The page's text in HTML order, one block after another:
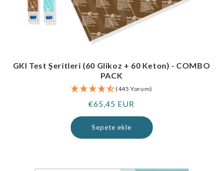
GKI Test Şeritleri (60 Glikoz + 60 Keton) - COMBO
PACK
(445 Yorum)
Normal
fiyat
€65,45 EUR
Sepete ekle